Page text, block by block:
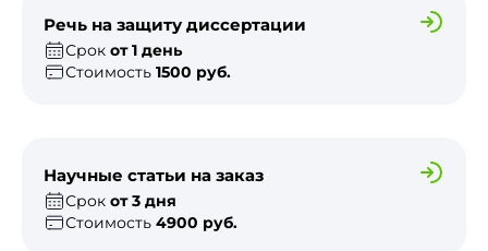
Речь на защиту диссертации
Срок от 1 день
Стоимость 1500 руб.
Научные статьи на заказ
Срок от 3 дня
Стоимость 4900 руб.